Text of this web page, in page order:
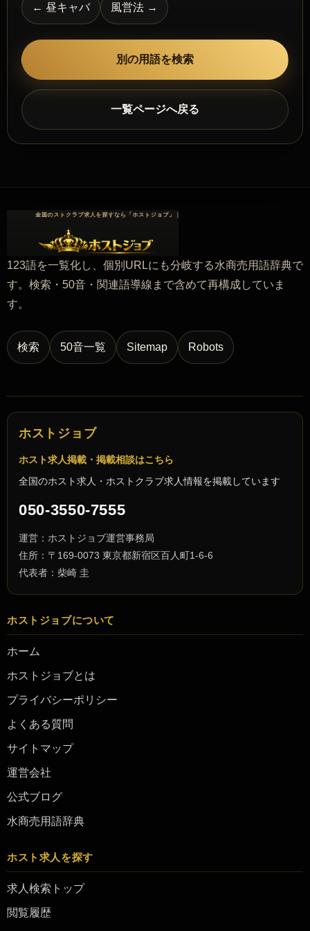
← 昼キャバ 風営法 →
別の用語を検索
一覧ページへ戻る
123語を一覧化し、個別URLにも分岐する水商売用語辞典で
す。検索・50音・関連語導線まで含めて再構成していま
す。
検索 50音一覧 Sitemap Robots
ホストジョブ
ホスト求人掲載・掲載相談はこちら
全国のホスト求人・ホストクラブ求人情報を掲載しています
050-3550-7555
運営：ホストジョブ運営事務局
住所：〒169-0073 東京都新宿区百人町1-6-6
代表者：柴崎 圭
ホストジョブについて
ホーム
ホストジョブとは
プライバシーポリシー
よくある質問
サイトマップ
運営会社
公式ブログ
水商売用語辞典
ホスト求人を探す
求人検索トップ
閲覧履歴